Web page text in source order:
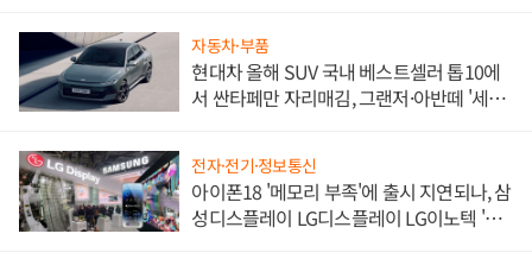
자동차·부품
현대차 올해 SUV 국내 베스트셀러 톱10에
서 싼타페만 자리매김, 그랜저·아반떼 '세단
전자·전기·정보통신
아이폰18 '메모리 부족'에 출시 지연되나, 삼
성디스플레이 LG디스플레이 LG이노텍 '탈